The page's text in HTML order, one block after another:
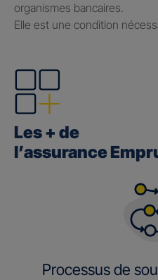
organismes bancaires.
Elle est une condition
Les + de
l’assurance
Processus de